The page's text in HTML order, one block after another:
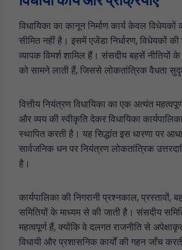
विधायिका का कानून निर्माण कार्य केवल
सीमित नहीं है। इसमें एजेंडा निर्धारण, विधेयकों
व्यापक विमर्श शामिल हैं। संसदीय बहसें नीतियों
को सामने लाती हैं, जिससे लोकतांत्रिक वैधता
वित्तीय नियंत्रण विधायिका का एक अत्यंत
और व्यय की स्वीकृति देकर विधायिका
स्थापित करती है। यह सिद्धांत इस धारणा पर
सार्वजनिक धन पर नियंत्रण लोकतांत्रिक
है।
कार्यपालिका की निगरानी प्रश्नकाल,
समितियों के माध्यम से की जाती है। संसदीय
महत्वपूर्ण हैं, क्योंकि वे दलगत राजनीति से
विधायी और प्रशासनिक कार्यों की गहन जाँच